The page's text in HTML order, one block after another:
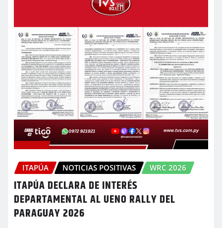
ITAPÚA NOTICIAS POSITIVAS WRC 2026
ITAPÚA DECLARA DE INTERÉS
DEPARTAMENTAL AL UENO RALLY DEL
PARAGUAY 2026